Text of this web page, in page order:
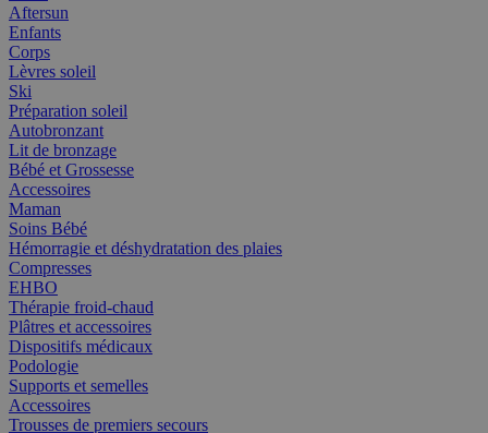
Aftersun
Enfants
Corps
Lèvres soleil
Ski
Préparation soleil
Autobronzant
Lit de bronzage
Bébé et Grossesse
Accessoires
Maman
Soins Bébé
Hémorragie et déshydratation des plaies
Compresses
EHBO
Thérapie froid-chaud
Plâtres et accessoires
Dispositifs médicaux
Podologie
Supports et semelles
Accessoires
Trousses de premiers secours